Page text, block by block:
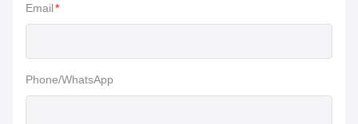
Email*
Phone/WhatsApp